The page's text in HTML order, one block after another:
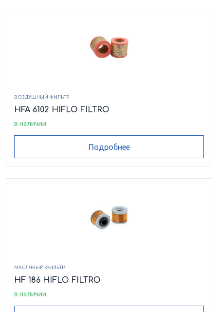
ВОЗДУШНЫЙ ФИЛЬТР
HFA 6102 HIFLO FILTRO
в наличии
Подробнее
МАСЛЯНЫЙ ФИЛЬТР
HF 186 HIFLO FILTRO
в наличии